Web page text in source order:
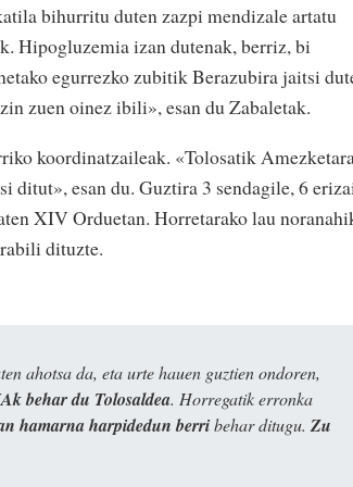
bihurritu duten zazpi mendizale artatu
Hipogluzemia izan dutenak, berriz, bi
egurrezko zubitik Berazubira jaitsi
zuen oinez ibili», esan du Zabaletak.
koordinatzaileak. «Tolosatik
ditut», esan du. Guztira 3 sendagile, 6
XIV Orduetan. Horretarako lau
dituzte.
ahotsa da, eta urte hauen guztien ondoren,
behar du Tolosaldea. Horregatik erronka
hamarna harpidedun berribehar ditugu. Zu